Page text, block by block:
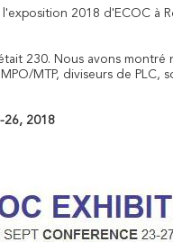
2018 d'ECOC à
230. Nous avons
MTP, diviseurs de PLC,
26, 2018